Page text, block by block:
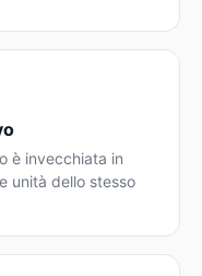
è invecchiata in
unità dello stesso